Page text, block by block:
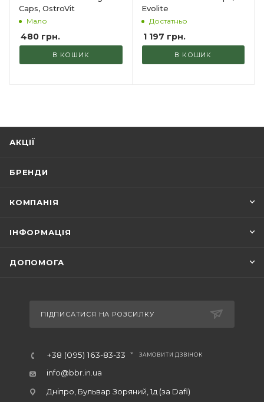
Caps, OstroVit
Мало
480 грн.
В КОШИК
Evolite
Достатньо
1 197 грн.
В КОШИК
АКЦІЇ
БРЕНДИ
КОМПАНІЯ
ІНФОРМАЦІЯ
ДОПОМОГА
ПІДПИСАТИСЯ НА РОЗСИЛКУ
+38 (095) 163-83-33 ЗАМОВИТИ ДЗВІНОК
info@bbr.in.ua
Дніпро, Бульвар Зоряний, 1д (за Dafi)